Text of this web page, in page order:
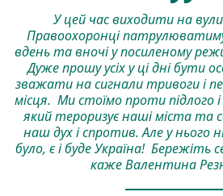
У цей час виходити на
Правоохоронці
вдень та вночі у посиленому
Дуже прошу усіх у ці дні бути
зважати на сигнали тривоги і
місця. Ми стоїмо проти підлого
який тероризує наші міста та
наш дух і спротив. Але у нього
було, є і буде Україна! Бережіть
каже Валентина